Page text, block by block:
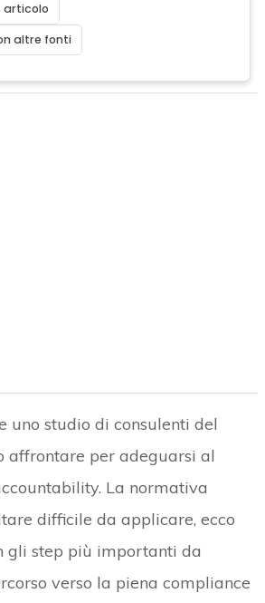
articolo
altre fonti
uno studio di consulenti del
affrontare per adeguarsi al
La normativa
difficile da applicare, ecco
gli step più importanti da
verso la piena compliance